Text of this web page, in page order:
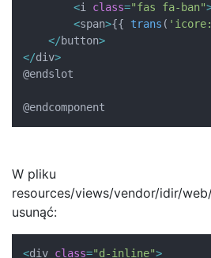
<i class="fas fa-ban"
<span>{{ trans (
</button>
</div>
@endslot
@endcomponent
W pliku
resources/views/vendor/idir/
usunąć:
<div class="d-inline">